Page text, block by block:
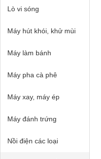
Lò vi sóng
Máy hút khói, khử mùi
Máy làm bánh
Máy pha cà phê
Máy xay, máy ép
Máy đánh trứng
Nồi điện các loại